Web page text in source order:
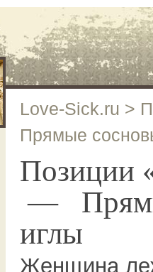
Love-Sick.ru >
Прямые
Позиции
—
иглы
Женщина